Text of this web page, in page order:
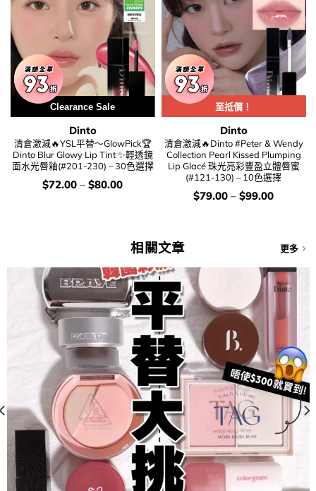
Clearance Sale
Dinto
清倉激減🔥YSL平替～GlowPick🏆
Dinto Blur Glowy Lip Tint ✨輕透鏡
面水光唇釉(#201-230) – 30色選擇
價
錢：
$72.00 – $80.00
Clearance Sale
至抵價！
Dinto
清倉激減🔥Dinto #Peter & Wendy
Collection Pearl Kissed Plumping
Lip Glacé 珠光亮彩豐盈立體唇蜜
(#121-130) – 10色選擇
價
錢：
$79.00 – $99.00
相關文章 更多